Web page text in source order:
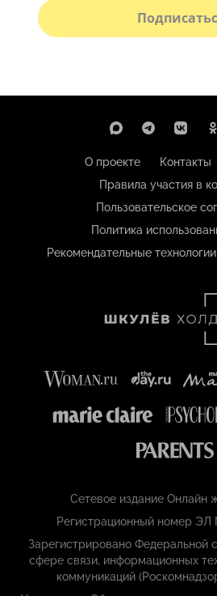
О проекте Контакты
Правила участия в
Пользовательское
Политика
Рекомендательные технологии
Сетевое издание Онлайн
Регистрационный номер
Зарегистрировано Федеральной
сфере связи, информационных
коммуникаций